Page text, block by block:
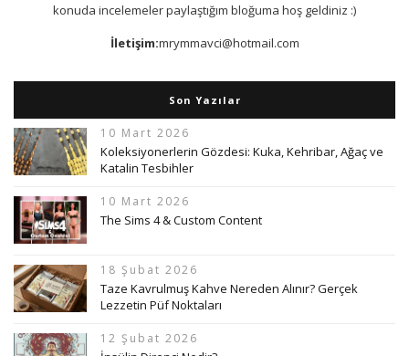
konuda incelemeler paylaştığım bloğuma hoş geldiniz :)
İletişim:mrymmavci@hotmail.com
Son Yazılar
10 Mart 2026
Koleksiyonerlerin Gözdesi: Kuka, Kehribar, Ağaç ve
Katalin Tesbihler
10 Mart 2026
The Sims 4 & Custom Content
18 Şubat 2026
Taze Kavrulmuş Kahve Nereden Alınır? Gerçek
Lezzetin Püf Noktaları
12 Şubat 2026